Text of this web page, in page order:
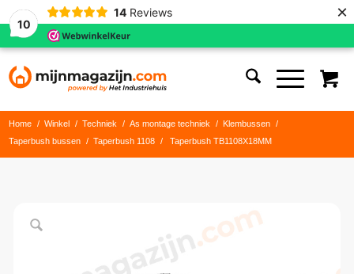
10
14 Reviews ×
Home / Winkel / Techniek / As montage techniek / Klembussen
/
Taperbush bussen
/ Taperbush 1108 / Taperbush TB1108X18MM